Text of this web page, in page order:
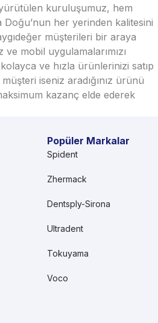
kuruluşumuz, hem
Doğu’nun her yerinden kalitesini
müşterileri bir araya
mobil uygulamalarımızı
ve hızla ürünlerinizi satıp
iseniz aradığınız ürünü
kazanç elde ederek
Popüler Markalar
Spident
Zhermack
Dentsply-Sirona
Ultradent
Tokuyama
Voco